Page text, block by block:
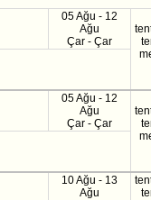
05 Ağu - 12
Ağu
Çar - Çar
05 Ağu - 12
Ağu
Çar - Çar
10 Ağu - 13
Ağu